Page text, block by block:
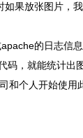
果放张图片，
的日志信
，就能统计出
和个人开始使